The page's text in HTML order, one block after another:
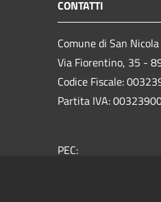
CONTATTI
Comune di San
Via Fiorentino, 35 -
Codice Fiscale:
Partita IVA:
PEC: